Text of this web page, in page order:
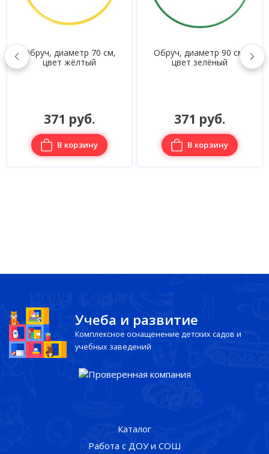
Обруч, диаметр 90 см,
цвет зелёный
371 руб.
В корзину
Обруч, диаметр 80 см,
цвет красный
364 руб.
В корзину
Учеба и развитие
Комплексное оснащенение детских садов и
учебных заведений
Каталог
Работа с ДОУ и СОШ